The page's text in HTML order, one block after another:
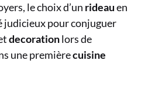
le choix d’un rideauen
judicieux pour conjuguer
decorationlors de
une premièrecuisine